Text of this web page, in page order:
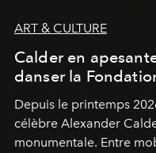
ART & CULTURE
Calder en
danser la
Depuis le printemps
célèbre Alexander
monumentale. Entre